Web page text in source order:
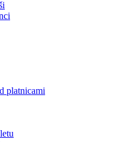
platnicami